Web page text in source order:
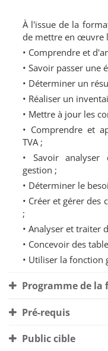
À l'issue de la
de mettre en œuvre
• Comprendre et
• Savoir passer une
• Déterminer un
• Réaliser un
• Mettre à jour les
• Comprendre et
TVA ;
• Savoir analyser
gestion ;
• Déterminer le
• Créer et gérer des
;
• Analyser et traiter
• Concevoir des
• Utiliser la fonction
Programme de
Pré-requis
Public cible